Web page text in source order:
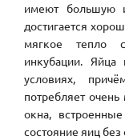
имеют большую
достигается
мягкое тепло
инкубации. Яйца
условиях,
потребляет
окна,
состояние яиц